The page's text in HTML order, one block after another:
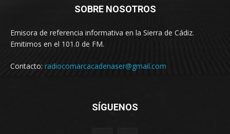
SOBRE NOSOTROS
Emisora de referencia informativa en la Sierra de Cádiz.
Emitimos en el 101.0 de FM.
Contacto: radiocomarcacadenaser@gmail.com
SÍGUENOS